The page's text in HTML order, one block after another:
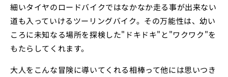
細いタイヤのロードバイクではなかなか走る事が出来ない
道も入っていけるツーリングバイク。その万能性は、幼い
ころに未知なる場所を探検した"ドキドキ"と"ワクワク"を
もたらしてくれます。
大人をこんな冒険に導いてくれる相棒って他には思いつき